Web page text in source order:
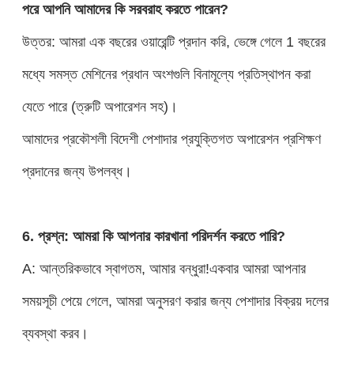
পরে আপনি আমাদের কি সরবরাহ করতে পারেন?
উত্তর: আমরা এক বছরের ওয়ারেন্টি প্রদান করি, ভেঙ্গে গেলে 1 বছরের
মধ্যে সমস্ত মেশিনের প্রধান অংশগুলি বিনামূল্যে প্রতিস্থাপন করা
যেতে পারে (ত্রুটি অপারেশন সহ)।
আমাদের প্রকৌশলী বিদেশী পেশাদার প্রযুক্তিগত অপারেশন প্রশিক্ষণ
প্রদানের জন্য উপলব্ধ।
6. প্রশ্ন: আমরা কি আপনার কারখানা পরিদর্শন করতে পারি?
A: আন্তরিকভাবে স্বাগতম, আমার বন্ধুরা!একবার আমরা আপনার
সময়সূচী পেয়ে গেলে, আমরা অনুসরণ করার জন্য পেশাদার বিক্রয় দলের
ব্যবস্থা করব।